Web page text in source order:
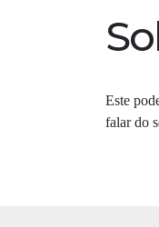
Este
falar do